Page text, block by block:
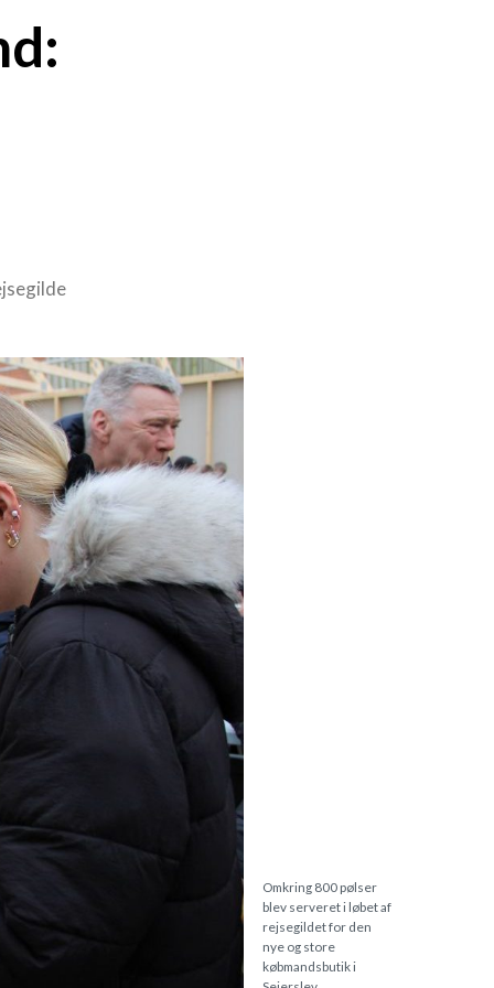
Omkring 800 pølser
blev serveret i løbet af
rejsegildet for den
nye og store
købmandsbutik i